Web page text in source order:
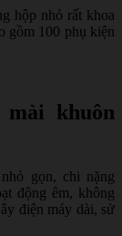
hộp nhỏ rất khoa
gồm 100 phụ kiện
khuôn
gọn, chi nặng
động êm, không
điện máy dài, sử